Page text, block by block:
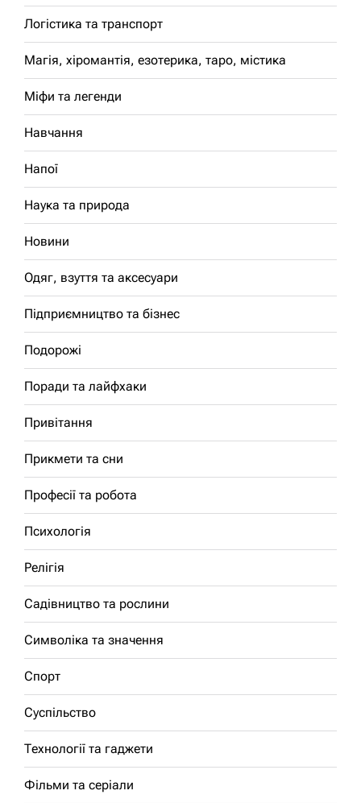
Логістика та транспорт
Магія, хіромантія, езотерика, таро, містика
Міфи та легенди
Навчання
Напої
Наука та природа
Новини
Одяг, взуття та аксесуари
Підприємництво та бізнес
Подорожі
Поради та лайфхаки
Привітання
Прикмети та сни
Професії та робота
Психологія
Релігія
Садівництво та рослини
Символіка та значення
Спорт
Суспільство
Технології та гаджети
Фільми та серіали